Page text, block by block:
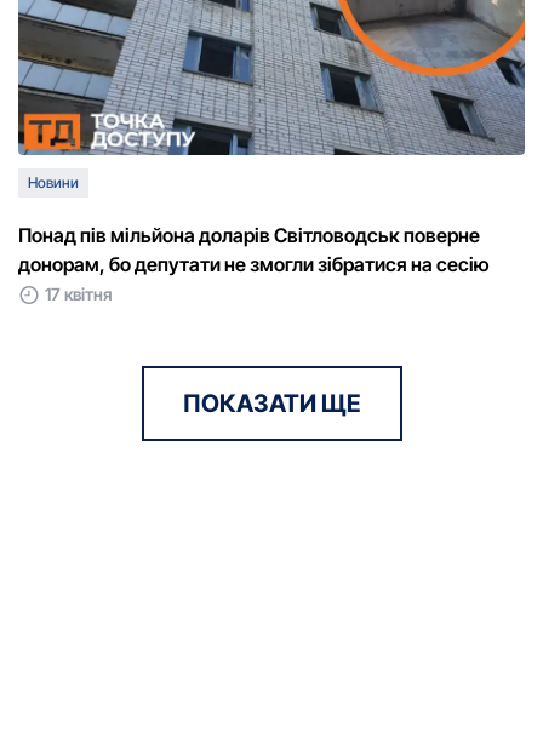
Новини
Понад пів мільйона доларів Світловодськ поверне
донорам, бо депутати не змогли зібратися на сесію
17 квітня
ПОКАЗАТИ ЩЕ